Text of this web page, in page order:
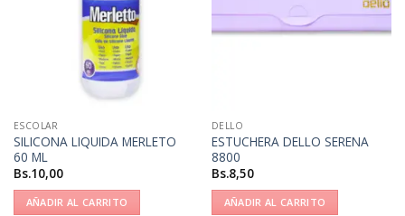
ESCOLAR
SILICONA LIQUIDA MERLETO
60 ML
Bs.10,00
AÑADIR AL CARRITO
DELLO
ESTUCHERA DELLO SERENA
8800
Bs.8,50
AÑADIR AL CARRITO